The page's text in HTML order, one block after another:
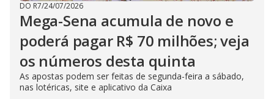
DO R7/24/07/2026
Mega-Sena acumula de novo e
poderá pagar R$ 70 milhões; veja
os números desta quinta
As apostas podem ser feitas de segunda-feira a sábado,
nas lotéricas, site e aplicativo da Caixa